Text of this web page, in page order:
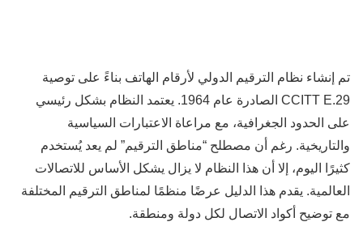
تم إنشاء نظام الترقيم الدولي لأرقام الهاتف بناءً على توصية
CCITT E.29 الصادرة عام 1964. يعتمد النظام بشكل رئيسي
على الحدود الجغرافية، مع مراعاة الاعتبارات السياسية
والتاريخية. رغم أن مصطلح “مناطق الترقيم” لم يعد يُستخدم
كثيرًا اليوم، إلا أن هذا النظام لا يزال يشكل الأساس للاتصالات
العالمية. يقدم هذا الدليل عرضًا منظمًا لمناطق الترقيم المختلفة
مع توضيح أكواد الاتصال لكل دولة ومنطقة.